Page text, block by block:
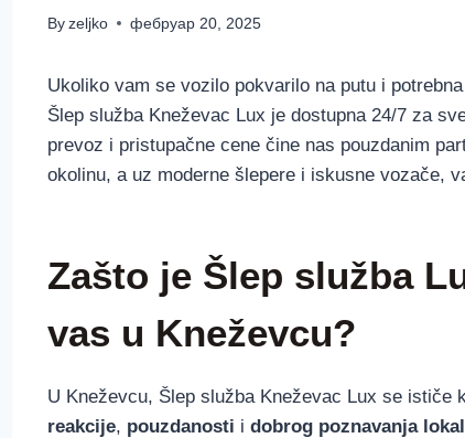
By zeljko фебруар 20, 2025
Ukoliko vam se vozilo pokvarilo na putu i
Šlep služba Kneževac Lux je dostupna 24/7 za
prevoz i pristupačne cene čine nas pouzdanim
okolinu, a uz moderne šlepere i iskusne vozače,
Zašto je Šlep služba
vas u Kneževcu?
U Kneževcu, Šlep služba Kneževac Lux se ističe
reakcije, pouzdanosti i dobrog poznavanja